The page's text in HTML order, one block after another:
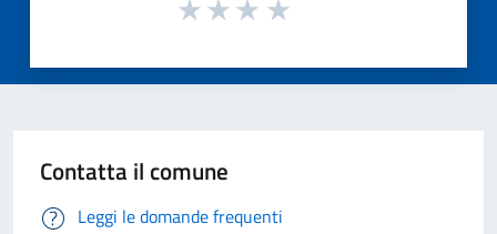
Contatta il comune
Leggi le domande frequenti